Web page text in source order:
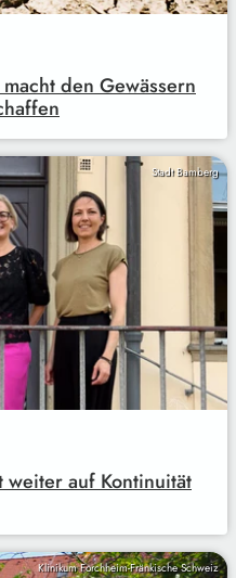
den Gewässern
Stadt Bamberg
weiter auf Kontinuität
Klinikum Forchheim-Fränkische Schweiz